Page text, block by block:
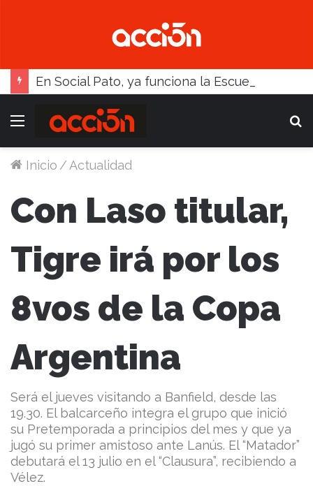
Menú
Inicio /Actualidad
Con Laso titular,
Tigre irá por los
8vos de la Copa
Argentina
Será el jueves visitando a Banfield, desde las
19.30. El balcarceño integra el grupo que inició
su Pretemporada a principios del mes y que ya
jugó su primer amistoso ante Lanús. El “Matador”
debutará el 13 julio en el “Clausura”, recibiendo a
Vélez.